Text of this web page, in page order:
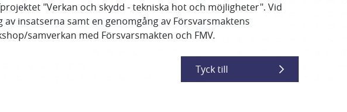
"Verkan och skydd - tekniska hot och möjligheter". Vid
insatserna samt en genomgång av Försvarsmaktens
samverkan med Försvarsmakten och FMV.
Tyck till